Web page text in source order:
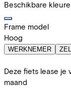
Beschikbare
Frame model
Hoog
WERKNEMER
Deze fiets lease je
maand